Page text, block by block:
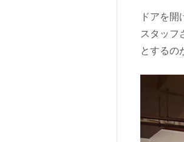
ドアを
スタッフ
とするの